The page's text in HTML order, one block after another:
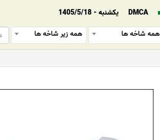
DMCA
یکشنبه - 1405/5/18
همه شاخه ها همه زیر شاخه ها